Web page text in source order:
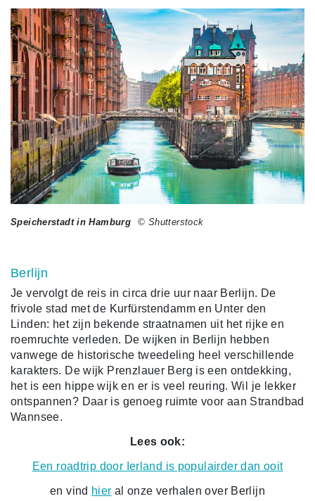
Speicherstadt in Hamburg © Shutterstock
Berlijn
Je vervolgt de reis in circa drie uur naar Berlijn. De
frivole stad met de Kurfürstendamm en Unter den
Linden: het zijn bekende straatnamen uit het rijke en
roemruchte verleden. De wijken in Berlijn hebben
vanwege de historische tweedeling heel verschillende
karakters. De wijk Prenzlauer Berg is een ontdekking,
het is een hippe wijk en er is veel reuring. Wil je lekker
ontspannen? Daar is genoeg ruimte voor aan Strandbad
Wannsee.
Lees ook:
Een roadtrip door Ierland is populairder dan ooit
en vind hier al onze verhalen over Berlijn